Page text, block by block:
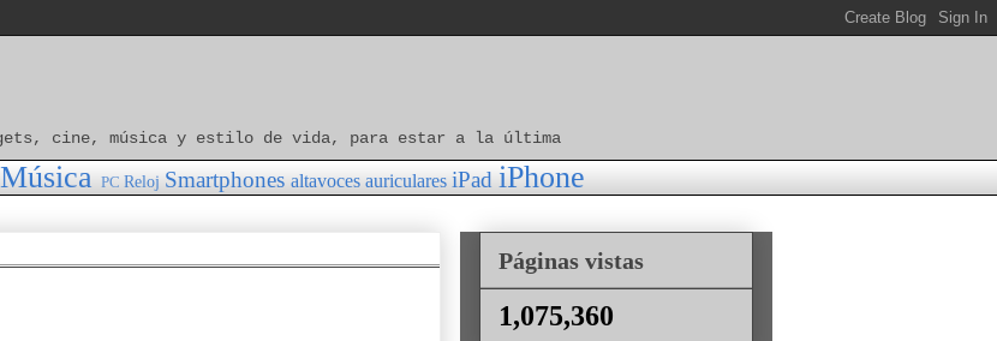
cine, música y estilo de vida, para estar a la última
Música PC Reloj Smartphones altavoces auriculares iPad iPhone
Páginas vistas
1,075,360